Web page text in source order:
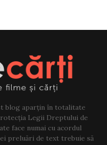
blog aparțin în totalitate
Legii Dreptului de
face numai cu acordul
preluări de text trebuie să